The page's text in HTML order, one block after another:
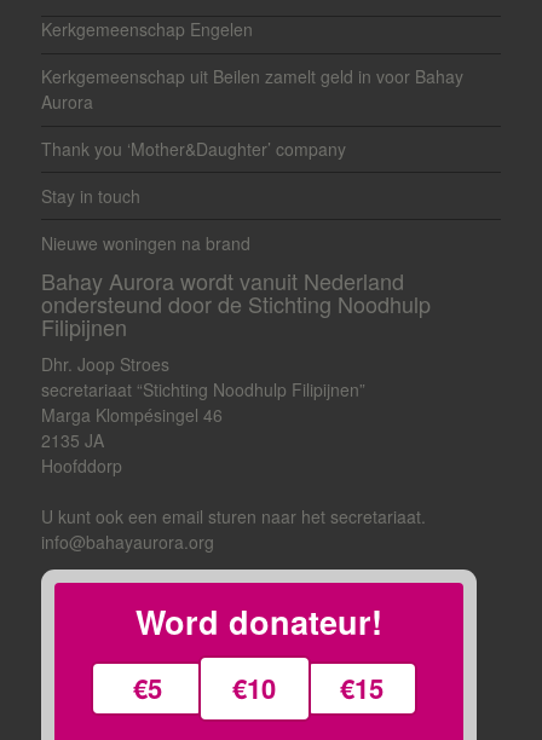
Kerkgemeenschap Engelen
Kerkgemeenschap uit Beilen zamelt geld in voor Bahay
Aurora
Thank you ‘Mother&Daughter’ company
Stay in touch
Nieuwe woningen na brand
Bahay Aurora wordt vanuit Nederland
ondersteund door de Stichting Noodhulp
Filipijnen
Dhr. Joop Stroes
secretariaat “Stichting Noodhulp Filipijnen”
Marga Klompésingel 46
2135 JA
Hoofddorp
U kunt ook een email sturen naar het secretariaat.
info@bahayaurora.org
Word donateur!
€5 €10 €15